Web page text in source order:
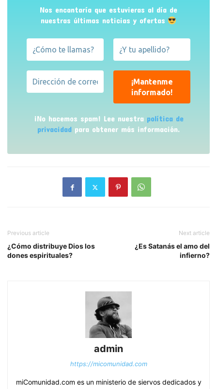
Nos encantaría que estuvieras al día de
nuestras últimas noticias y ofertas
¡No hacemos spam! Lee nuestra política de
privacidad para obtener más información.
Previous article
¿Cómo distribuye Dios los
dones espirituales?
Next article
¿Es Satanás el amo del
infierno?
admin
https://micomunidad.com
miComunidad.com es un ministerio de siervos dedicados y